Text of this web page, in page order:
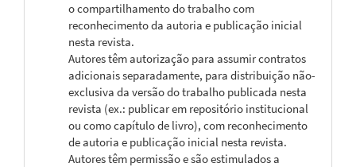
o compartilhamento do trabalho com
reconhecimento da autoria e publicação inicial
nesta revista.
Autores têm autorização para assumir contratos
adicionais separadamente, para distribuição não-
exclusiva da versão do trabalho publicada nesta
revista (ex.: publicar em repositório institucional
ou como capítulo de livro), com reconhecimento
de autoria e publicação inicial nesta revista.
Autores têm permissão e são estimulados a